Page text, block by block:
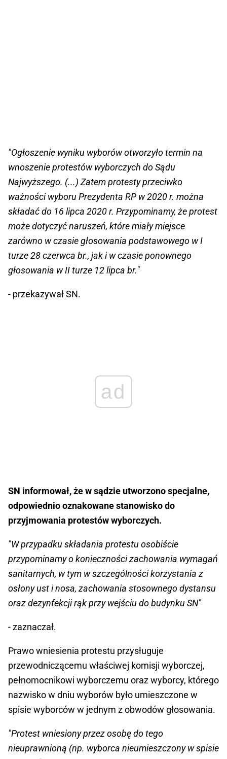
"Ogłoszenie wyniku wyborów otworzyło termin na
wnoszenie protestów wyborczych do Sądu
Najwyższego. (...) Zatem protesty przeciwko
ważności wyboru Prezydenta RP w 2020 r. można
składać do 16 lipca 2020 r. Przypominamy, że protest
może dotyczyć naruszeń, które miały miejsce
zarówno w czasie głosowania podstawowego w I
turze 28 czerwca br., jak i w czasie ponownego
głosowania w II turze 12 lipca br."
- przekazywał SN.
ad
SN informował, że w sądzie utworzono specjalne,
odpowiednio oznakowane stanowisko do
przyjmowania protestów wyborczych.
"W przypadku składania protestu osobiście
przypominamy o konieczności zachowania wymagań
sanitarnych, w tym w szczególności korzystania z
osłony ust i nosa, zachowania stosownego dystansu
oraz dezynfekcji rąk przy wejściu do budynku SN"
- zaznaczał.
Prawo wniesienia protestu przysługuje
przewodniczącemu właściwej komisji wyborczej,
pełnomocnikowi wyborczemu oraz wyborcy, którego
nazwisko w dniu wyborów było umieszczone w
spisie wyborców w jednym z obwodów głosowania.
"Protest wniesiony przez osobę do tego
nieuprawnioną (np. wyborca nieumieszczony w spisie